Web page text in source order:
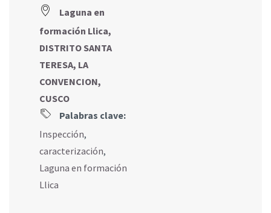
Laguna en
formación Llica,
DISTRITO SANTA
TERESA, LA
CONVENCION,
CUSCO
Palabras clave:
Inspección,
caracterización,
Laguna en formación
Llica